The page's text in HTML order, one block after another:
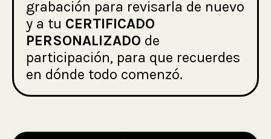
grabación para revisarla de nuevo
y a tu CERTIFICADO
PERSONALIZADO de
participación, para que recuerdes
en dónde todo comenzó.